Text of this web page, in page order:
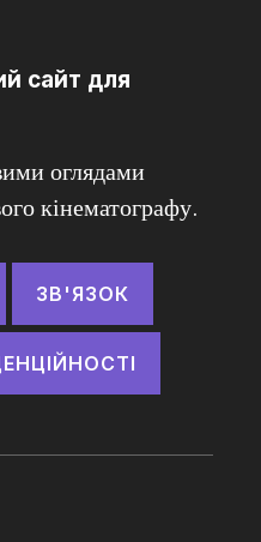
сайт для
оглядами
кінематографу.
ЗВ'ЯЗОК